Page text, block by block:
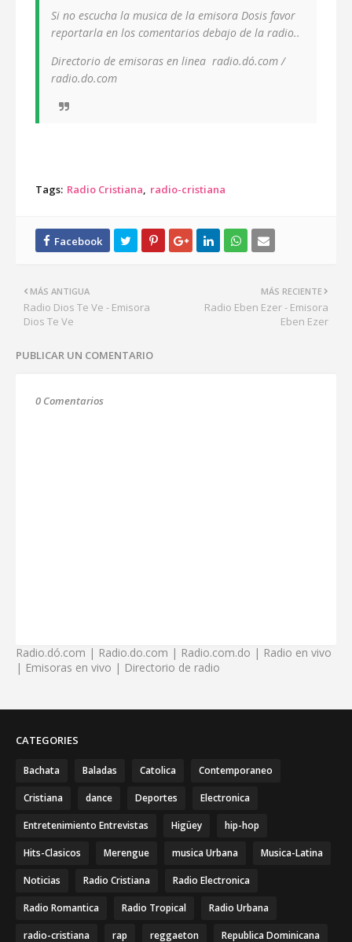
Si no escucha la musica de la emisora Dosis favor
reportarla en los comentarios debajo de la radio..
Directorio de emisoras en linea radio.dó.com /
radio.do.com
Tags: Radio Cristiana radio-cristiana
MÁS RECIENTE
Radio Eben Ezer - Emisora
Eben Ezer
MÁS ANTIGUA
Radio Dios Te Ve - Emisora
Dios Te Ve
PUBLICAR UN COMENTARIO
0 Comentarios
Radio.dó.com | Radio.do.com | Radio.com.do | Radio en vivo
| Emisoras en vivo | Directorio de radio
CATEGORIES
Bachata Baladas Catolica Contemporaneo
Cristiana dance Deportes Electronica
Entretenimiento Entrevistas Higüey hip-hop
Hits-Clasicos Merengue musica Urbana Musica-Latina
Noticias Radio Cristiana Radio Electronica
Radio Romantica Radio Tropical Radio Urbana
radio-cristiana rap reggaeton Republica Dominicana